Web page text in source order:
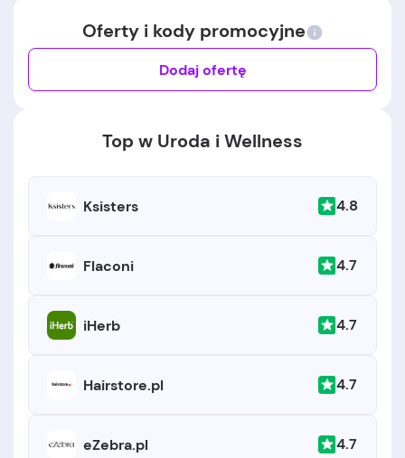
Oferty i kody promocyjne
Dodaj ofertę
Top w Uroda i Wellness
Ksisters 4.8
Flaconi 4.7
iHerb 4.7
Hairstore.pl 4.7
eZebra.pl 4.7